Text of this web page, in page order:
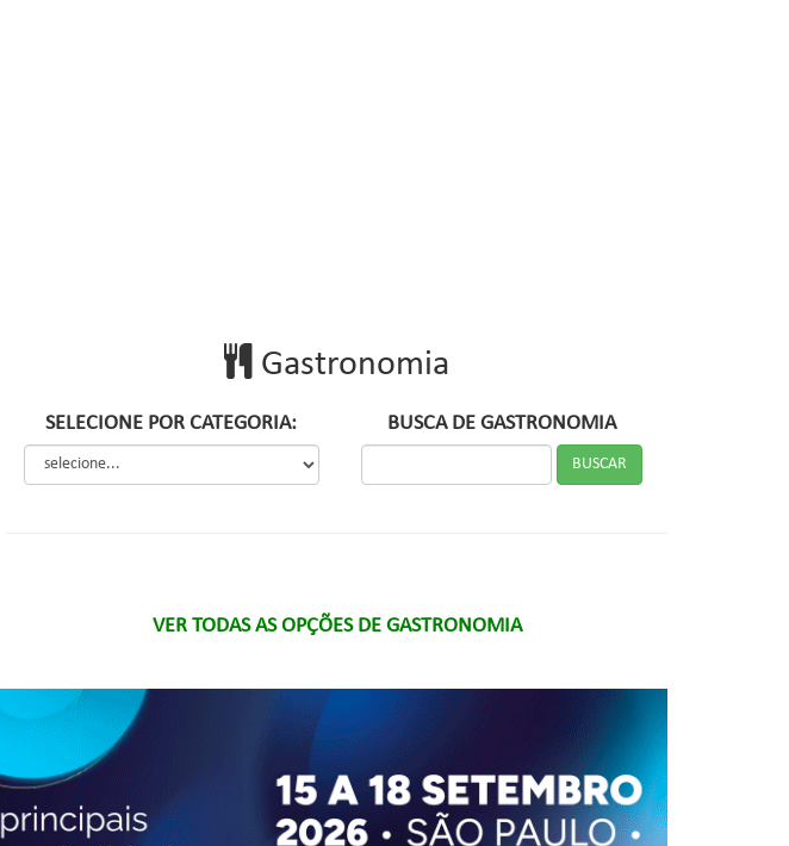
Gastronomia
SELECIONE POR CATEGORIA: BUSCA DE GASTRONOMIA
VER TODAS AS OPÇÕES DE GASTRONOMIA